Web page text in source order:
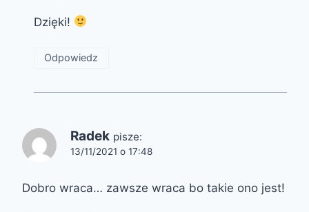
Dzięki!
Odpowiedz
Radek pisze:
13/11/2021 o 17:48
Dobro wraca… zawsze wraca bo takie ono jest!